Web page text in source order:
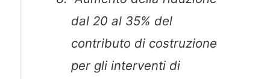
dal 20 al 35% del
contributo di costruzione
per gli interventi di